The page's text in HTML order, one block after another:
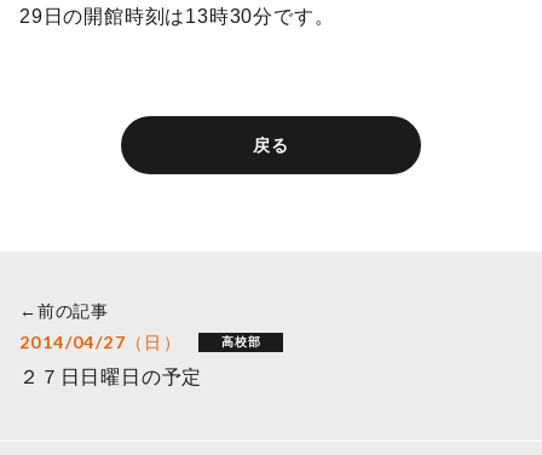
29日の開館時刻は13時30分です。
戻る
←前の記事
2014/04/27（日） 高校部
２７日日曜日の予定